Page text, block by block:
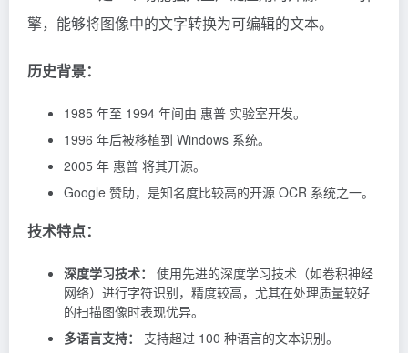
10 Tesseract：OCR 领域的远古巨神
Tesseract
历史背景：
1985 年至 1994 年间由 惠普 实验室开发。
1996 年后被移植到 Windows 系统。
2005 年 惠普 将其开源。
技术特点：
深度学习技术：使用先进的深度学习技术（如卷积神经